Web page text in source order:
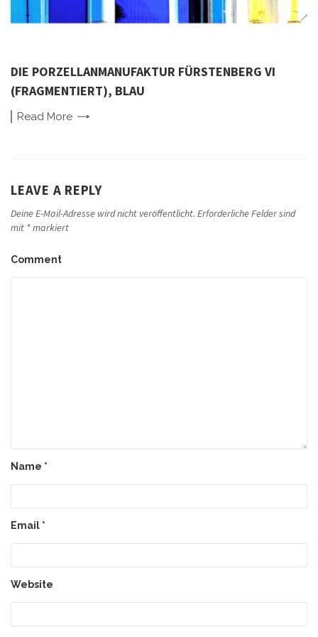
DIE PORZELLANMANUFAKTUR FÜRSTENBERG VI
(FRAGMENTIERT), BLAU
Read More
LEAVE A REPLY
Deine E-Mail-Adresse wird nicht veröffentlicht. Erforderliche Felder sind
mit *markiert
Comment
Name *
Email *
Website